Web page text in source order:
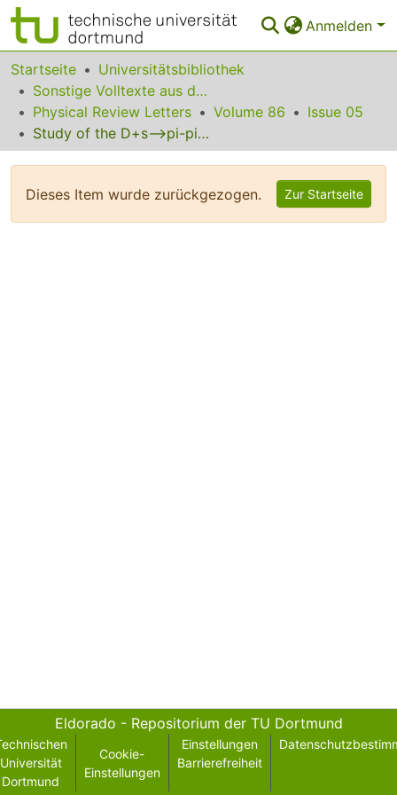
Anmelden
Bereiche & Sammlungen
Das gesamte Repositorium
Statistiken
Startseite
Universitätsbibliothek
Sonstige Volltexte aus dem Bibliotheksangebot
Physical Review Letters
Volume 86
Issue 05
Study of the D+s-->pi-pi+pi+ Decay and Measurement of f0 Masses and Widths
Dieses Item wurde zurückgezogen. Zur Startseite
Eldorado - Repositorium der TU Dortmund
Universität
Dortmund
Cookie-
Einstellungen
Einstellungen
Barrierefreiheit